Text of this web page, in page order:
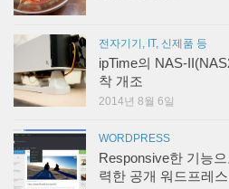
전자기기, IT, 신제품 등
ipTime의 NAS-
착 개조
2014년 8월 6일
WORDPRESS
Responsive한 기능
력한 공개 워드프레